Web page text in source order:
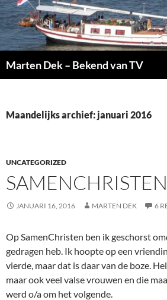
Ga
naar
de
inhoud
Marten Dek – Bekend van TV
Maandelijks archief: januari 2016
UNCATEGORIZED
SAMENCHRISTEN
JANUARI 16, 2016 MARTEN DEK 6
Op SamenChristen ben ik geschorst
gedragen heb. Ik hoopte op een
vierde, maar dat is daar van de boze.
maar ook veel valse vrouwen en die
werd o/a om het volgende.